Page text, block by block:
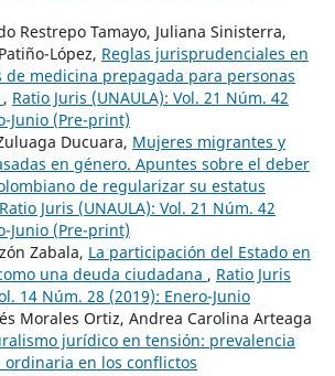
Restrepo Tamayo, Juliana Sinisterra,
López, Reglas jurisprudenciales en
de medicina prepagada para personas
, Ratio Juris (UNAULA): Vol. 21 Núm. 42
Junio (Pre-print)
Ducuara, Mujeres migrantes y
en género. Apuntes sobre el deber
de regularizar su estatus
Ratio Juris (UNAULA): Vol. 21 Núm. 42
Junio (Pre-print)
Zabala, La participación del Estado en
una deuda ciudadana , Ratio Juris
14 Núm. 28 (2019): Enero-Junio
Morales Ortiz, Andrea Carolina Arteaga
jurídico en tensión: prevalencia
en los conflictos